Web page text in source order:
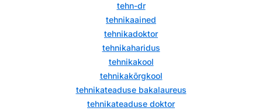
tehn-dr
tehnikaained
tehnikadoktor
tehnikaharidus
tehnikakool
tehnikakõrgkool
tehnikateaduse bakalaureus
tehnikateaduse doktor